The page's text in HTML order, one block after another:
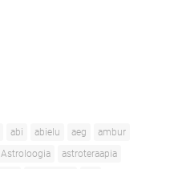
abi abielu aeg
ambur
Astroloogia
astroteraapia